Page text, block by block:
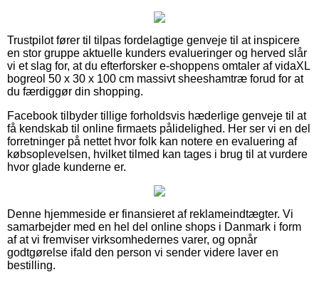
Trustpilot fører til tilpas fordelagtige genveje til at inspicere
en stor gruppe aktuelle kunders evalueringer og herved slår
vi et slag for, at du efterforsker e-shoppens omtaler af vidaXL
bogreol 50 x 30 x 100 cm massivt sheeshamtræ forud for at
du færdiggør din shopping.
Facebook tilbyder tillige forholdsvis hæderlige genveje til at
få kendskab til online firmaets pålidelighed. Her ser vi en del
forretninger på nettet hvor folk kan notere en evaluering af
købsoplevelsen, hvilket tilmed kan tages i brug til at vurdere
hvor glade kunderne er.
Denne hjemmeside er finansieret af reklameindtægter. Vi
samarbejder med en hel del online shops i Danmark i form
af at vi fremviser virksomhedernes varer, og opnår
godtgørelse ifald den person vi sender videre laver en
bestilling.